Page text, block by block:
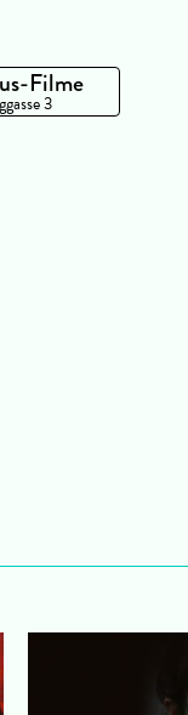
Filme
3